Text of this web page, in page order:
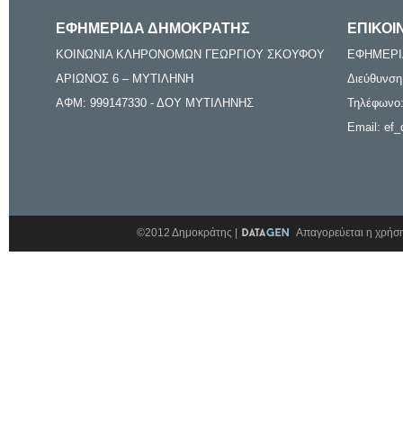
ΕΦΗΜΕΡΙΔΑ ΔΗΜΟΚΡΑΤΗΣ
ΚΟΙΝΩΝΙΑ ΚΛΗΡΟΝΟΜΩΝ ΓΕΩΡΓΙΟΥ ΣΚΟΥΦΟΥ
ΑΡΙΩΝΟΣ 6 – ΜΥΤΙΛΗΝΗ
ΑΦΜ: 999147330 - ΔΟΥ ΜΥΤΙΛΗΝΗΣ
Email:
©2012 Δημοκράτης | Απαγορεύεται η